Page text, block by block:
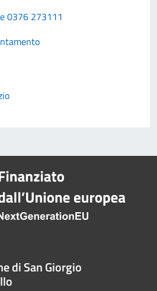
0376 273111
di San Giorgio